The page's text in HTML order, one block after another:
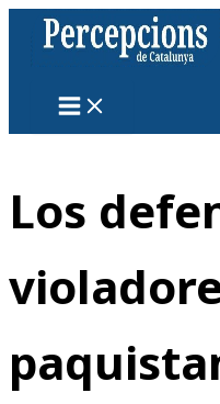
contenido
Los